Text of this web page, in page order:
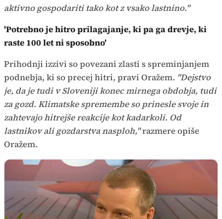
aktivno gospodariti tako kot z vsako lastnino."
'Potrebno je hitro prilagajanje, ki pa ga drevje, ki
raste 100 let ni sposobno'
Prihodnji izzivi so povezani zlasti s spreminjanjem
podnebja, ki so precej hitri, pravi Oražem. "Dejstvo
je, da je tudi v Sloveniji konec mirnega obdobja, tudi
za gozd. Klimatske spremembe so prinesle svoje in
zahtevajo hitrejše reakcije kot kadarkoli. Od
lastnikov ali gozdarstva nasploh,"razmere opiše
Oražem.